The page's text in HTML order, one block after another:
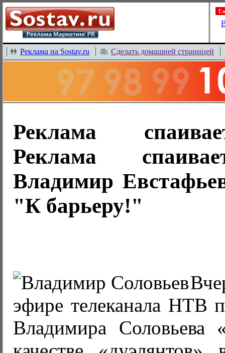
Реклама на Sostav.ru Сделать домашней страницей
Реклама
Реклама
Владимир
"К барьеру!"
эфире телеканала НТВ
Владимира Соловьева